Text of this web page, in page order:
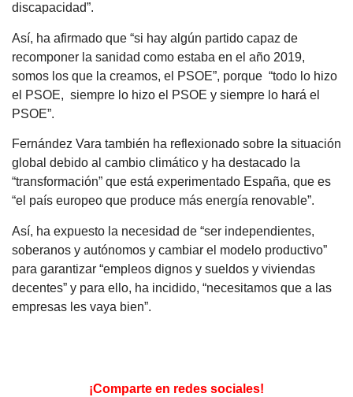
discapacidad”.
Así, ha afirmado que “si hay algún partido capaz de
recomponer la sanidad como estaba en el año 2019,
somos los que la creamos, el PSOE”, porque “todo lo hizo
el PSOE, siempre lo hizo el PSOE y siempre lo hará el
PSOE”.
Fernández Vara también ha reflexionado sobre la situación
global debido al cambio climático y ha destacado la
“transformación” que está experimentado España, que es
“el país europeo que produce más energía renovable”.
Así, ha expuesto la necesidad de “ser independientes,
soberanos y autónomos y cambiar el modelo productivo”
para garantizar “empleos dignos y sueldos y viviendas
decentes” y para ello, ha incidido, “necesitamos que a las
empresas les vaya bien”.
¡Comparte en redes sociales!